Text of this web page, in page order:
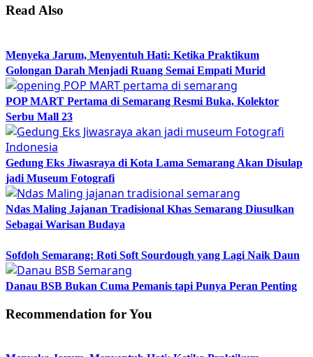
Read Also
Menyeka Jarum, Menyentuh Hati: Ketika Praktikum
Golongan Darah Menjadi Ruang Semai Empati Murid
POP MART Pertama di Semarang Resmi Buka, Kolektor
Serbu Mall 23
Gedung Eks Jiwasraya di Kota Lama Semarang Akan Disulap
jadi Museum Fotografi
Ndas Maling Jajanan Tradisional Khas Semarang Diusulkan
Sebagai Warisan Budaya
Sofdoh Semarang: Roti Soft Sourdough yang Lagi Naik Daun
Danau BSB Bukan Cuma Pemanis tapi Punya Peran Penting
Recommendation for You